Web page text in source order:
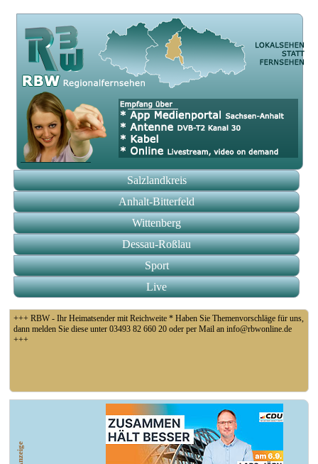
Salzlandkreis
Anhalt-Bitterfeld
Wittenberg
Dessau-Roßlau
Sport
Live
+++ RBW - Ihr Heimatsender mit Reichweite * Haben Sie Themenvorschläge für uns,
dann melden Sie diese unter 03493 82 660 20 oder per Mail an info@rbwonline.de
+++
+++ Coswig: Die Elfähre Coswig hat wegen des geringen Wasserstands der Elbe den
Anzeige